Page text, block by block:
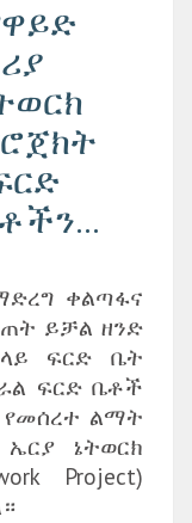
ቀልጣፋና
ይቻል ዘንድ
ፍርድ ቤት
ፍርድ ቤቶች
ልማት
ኔትወርክ
Project)